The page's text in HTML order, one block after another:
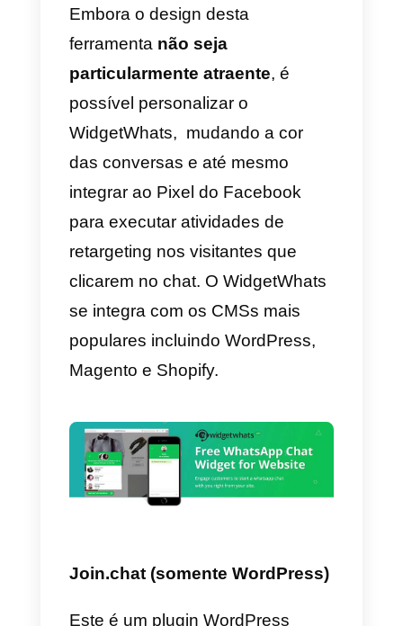
Também não é sequer possível
ter uma pré-visualização do
plugin no próprio website, o que
torna impossível compreender
como os teus visitantes verão o
widget de chat.
Além disso, uma vez que o
widget não está conectado a
conta, para fazer alterações no
novo e, então, desinstalar e
reconfigurar o plugin do zero.